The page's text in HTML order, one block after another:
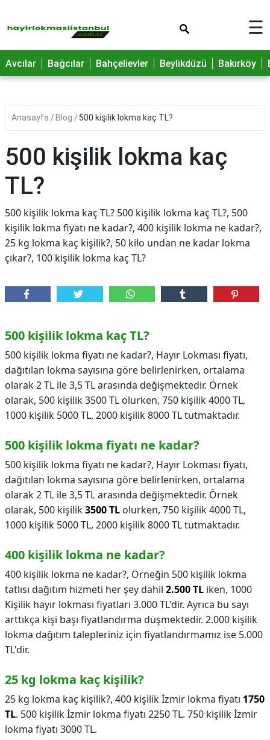
☰
Avcılar Bağcılar Bahçelievler Beylikdüzü Bakırköy
Anasayfa Blog 500 kişilik lokma kaç TL?
500 kişilik lokma kaç
TL?
500 kişilik lokma kaç TL? 500 kişilik lokma kaç TL?, 500
kişilik lokma fiyatı ne kadar?, 400 kişilik lokma ne kadar?,
25 kg lokma kaç kişilik?, 50 kilo undan ne kadar lokma
çıkar?, 100 kişilik lokma kaç TL?
500 kişilik lokma kaç TL?
500 kişilik lokma fiyatı ne kadar?, Hayır Lokması fiyatı,
dağıtılan lokma sayısına göre belirlenirken, ortalama
olarak 2 TL ile 3,5 TL arasında değişmektedir. Örnek
olarak, 500 kişilik 3500 TL olurken, 750 kişilik 4000 TL,
1000 kişilik 5000 TL, 2000 kişilik 8000 TL tutmaktadır.
500 kişilik lokma fiyatı ne kadar?
500 kişilik lokma fiyatı ne kadar?, Hayır Lokması fiyatı,
dağıtılan lokma sayısına göre belirlenirken, ortalama
olarak 2 TL ile 3,5 TL arasında değişmektedir. Örnek
olarak, 500 kişilik3500 TL olurken, 750 kişilik 4000 TL,
1000 kişilik 5000 TL, 2000 kişilik 8000 TL tutmaktadır.
400 kişilik lokma ne kadar?
400 kişilik lokma ne kadar?, Örneğin 500 kişilik lokma
tatlısı dağıtım hizmeti her şey dahil 2.500 TL iken, 1000
Kişilik hayır lokması fiyatları 3.000 TL'dir. Ayrıca bu sayı
arttıkça kişi başı fiyatlandırma düşmektedir. 2.000 kişilik
lokma dağıtım talepleriniz için fiyatlandırmamız ise 5.000
TL'dir.
25 kg lokma kaç kişilik?
25 kg lokma kaç kişilik?, 400 kişilik İzmir lokma fiyatı 1750
TL. 500 kişilik İzmir lokma fiyatı 2250 TL. 750 kişilik İzmir
lokma fiyatı 3000 TL.